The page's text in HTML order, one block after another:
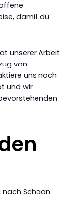
damit du
unserer Arbeit
von
uns noch
und wir
nach Schaan